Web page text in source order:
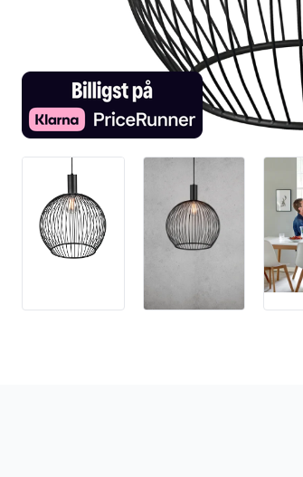
4,9 stjerner på Trustpilot ud af